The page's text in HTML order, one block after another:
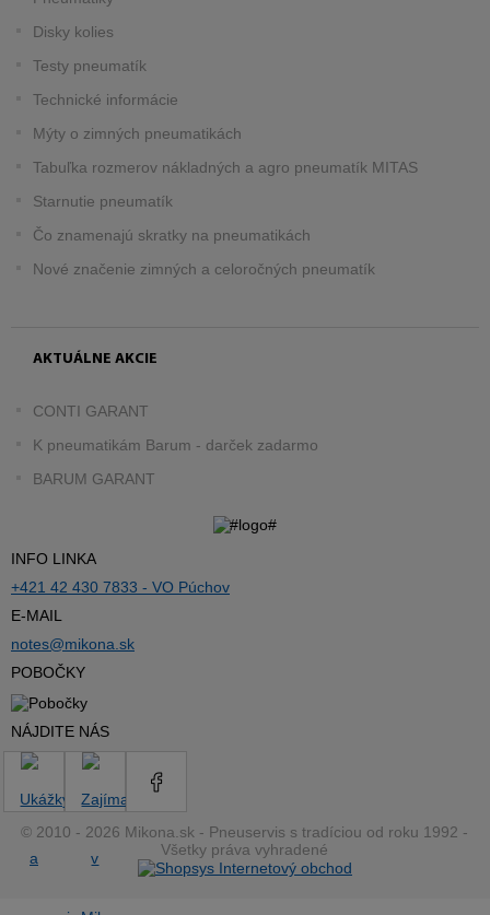
Disky kolies
Testy pneumatík
Technické informácie
Mýty o zimných pneumatikách
Tabuľka rozmerov nákladných a agro pneumatík MITAS
Starnutie pneumatík
Čo znamenajú skratky na pneumatikách
Nové značenie zimných a celoročných pneumatík
AKTUÁLNE AKCIE
CONTI GARANT
K pneumatikám Barum - darček zadarmo
BARUM GARANT
INFO LINKA
+421 42 430 7833 - VO Púchov
E-MAIL
notes@mikona.sk
POBOČKY
NÁJDITE NÁS
© 2010 - 2026 Mikona.sk - Pneuservis s tradíciou od roku 1992 -
Všetky práva vyhradené